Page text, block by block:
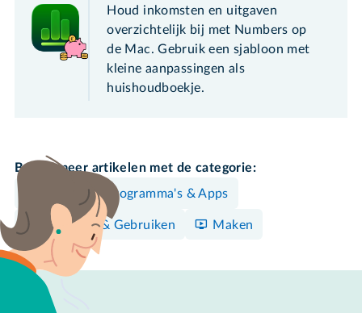
Houd inkomsten en uitgaven
overzichtelijk bij met Numbers op
de Mac. Gebruik een sjabloon met
kleine aanpassingen als
huishoudboekje.
Bekijk meer artikelen met de categorie:
Programma's & Apps
Bedienen & Gebruiken Maken